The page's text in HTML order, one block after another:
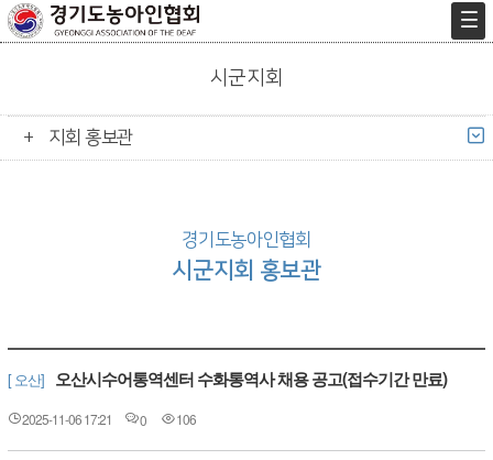
시군지회
지회 홍보관
경기도농아인협회
시군지회 홍보관
[ 오산] 오산시수어통역센터 수화통역사 채용 공고(접수기간 만료)
2025-11-06 17:21 0 106